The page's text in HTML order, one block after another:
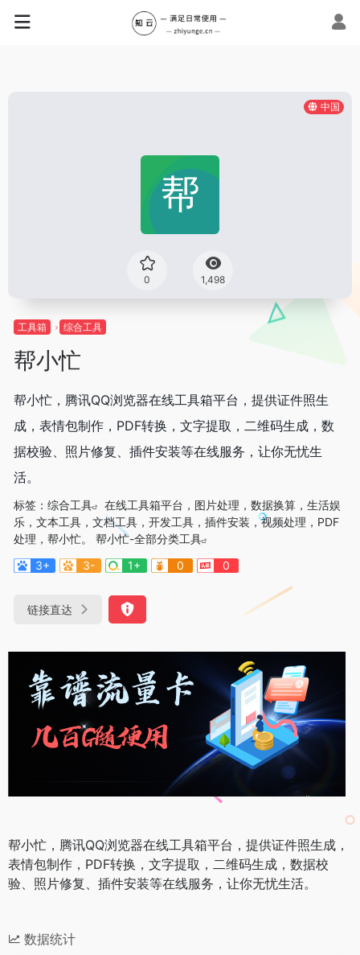
中国
0 1,498
工具箱 综合工具
帮小忙
帮小忙，腾讯QQ浏览器在线工具箱平台，提供证件照生
成，表情包制作，PDF转换，文字提取，二维码生成，数
据校验、照片修复、插件安装等在线服务，让你无忧生
活。
标签： 综合工具
在线工具箱平台，图片处理，数据换算，生活娱
乐，文本工具，文档工具，开发工具，插件安装，视频处理，PDF
处理，帮小忙。 帮小忙-全部分类工具
3+
3- 1+ 0 0
链接直达
帮小忙，腾讯QQ浏览器在线工具箱平台，提供证件照生成，
表情包制作，PDF转换，文字提取，二维码生成，数据校
验、照片修复、插件安装等在线服务，让你无忧生活。
数据统计